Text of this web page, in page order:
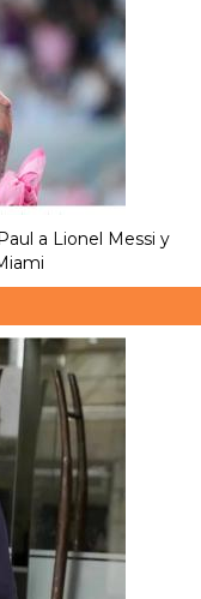
a Lionel Messi y